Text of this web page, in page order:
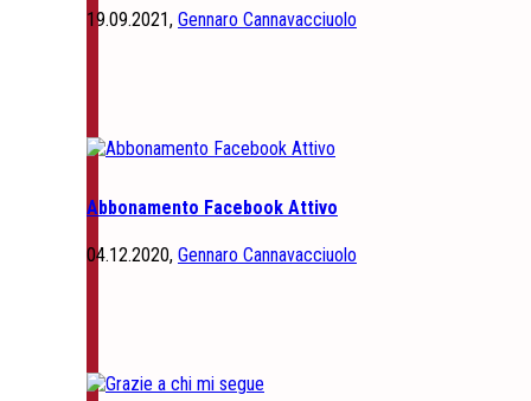
19.09.2021, Gennaro Cannavacciuolo
Abbonamento Facebook Attivo
04.12.2020, Gennaro Cannavacciuolo